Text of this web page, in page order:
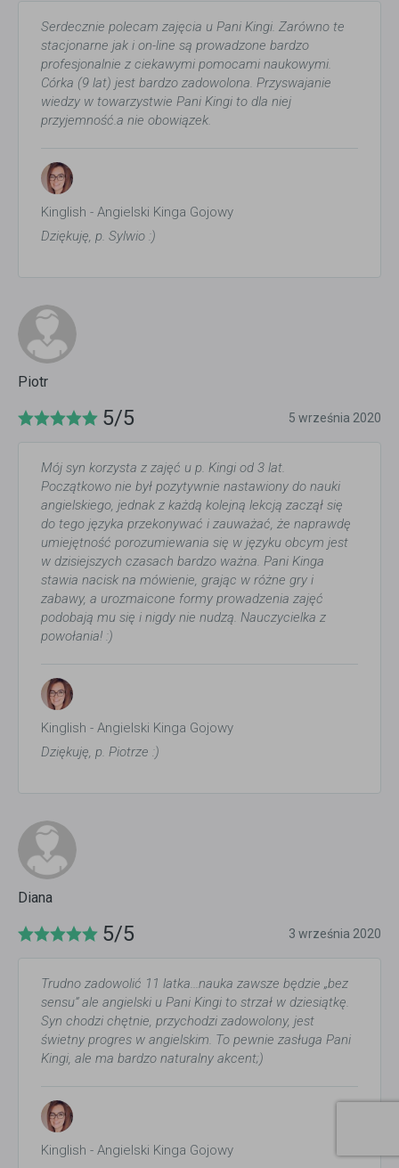
Serdecznie polecam zajęcia u Pani Kingi. Zarówno te
stacjonarne jak i on-line są prowadzone bardzo
profesjonalnie z ciekawymi pomocami naukowymi.
Córka (9 lat) jest bardzo zadowolona. Przyswajanie
wiedzy w towarzystwie Pani Kingi to dla niej
przyjemność.a nie obowiązek.
Kinglish - Angielski Kinga Gojowy
Dziękuję, p. Sylwio :)
Piotr
5/5 5 września 2020
Mój syn korzysta z zajęć u p. Kingi od 3 lat.
Początkowo nie był pozytywnie nastawiony do nauki
angielskiego, jednak z każdą kolejną lekcją zaczął się
do tego języka przekonywać i zauważać, że naprawdę
umiejętność porozumiewania się w języku obcym jest
w dzisiejszych czasach bardzo ważna. Pani Kinga
stawia nacisk na mówienie, grając w różne gry i
zabawy, a urozmaicone formy prowadzenia zajęć
podobają mu się i nigdy nie nudzą. Nauczycielka z
powołania! :)
Kinglish - Angielski Kinga Gojowy
Dziękuję, p. Piotrze :)
Diana
5/5 3 września 2020
Trudno zadowolić 11 latka...nauka zawsze będzie „bez
sensu” ale angielski u Pani Kingi to strzał w dziesiątkę.
Syn chodzi chętnie, przychodzi zadowolony, jest
świetny progres w angielskim. To pewnie zasługa Pani
Kingi, ale ma bardzo naturalny akcent;)
Kinglish - Angielski Kinga Gojowy